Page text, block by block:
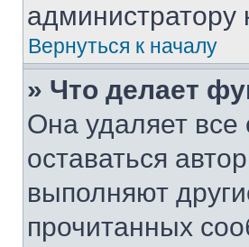
Вернуться к началу
» Что делает
Она удаляет
оставаться
выполняют
прочитанных